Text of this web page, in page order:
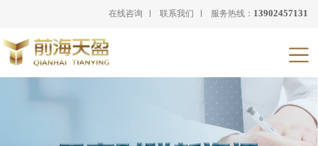
在线咨询 联系我们 服务热线： 13902457131